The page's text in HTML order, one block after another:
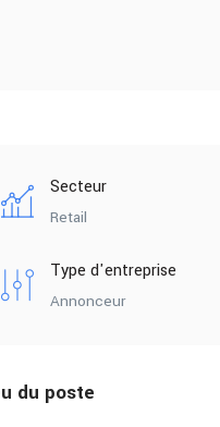
Secteur
Retail
Type d'entreprise
Annonceur
du poste